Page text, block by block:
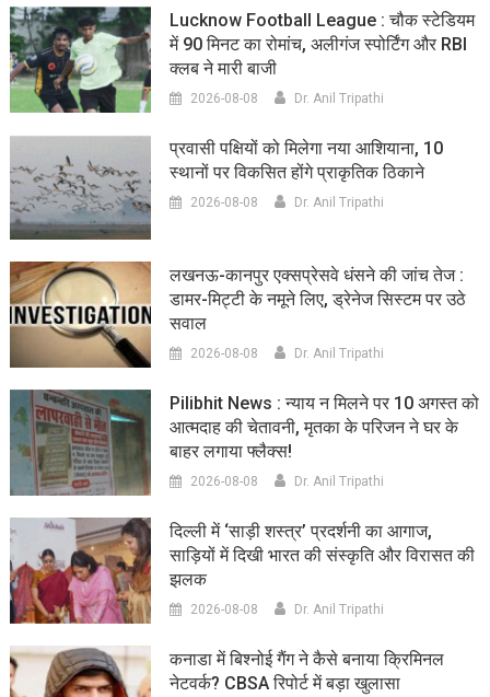
Lucknow Football League : चौक स्टेडियम
में 90 मिनट का रोमांच, अलीगंज स्पोर्टिंग और RBI
क्लब ने मारी बाजी
2026-08-08 Dr. Anil Tripathi
प्रवासी पक्षियों को मिलेगा नया आशियाना, 10
स्थानों पर विकसित होंगे प्राकृतिक ठिकाने
2026-08-08 Dr. Anil Tripathi
लखनऊ-कानपुर एक्सप्रेसवे धंसने की जांच तेज :
डामर-मिट्टी के नमूने लिए, ड्रेनेज सिस्टम पर उठे
सवाल
2026-08-08 Dr. Anil Tripathi
Pilibhit News : न्याय न मिलने पर 10 अगस्त को
आत्मदाह की चेतावनी, मृतका के परिजन ने घर के
बाहर लगाया फ्लैक्स!
2026-08-08 Dr. Anil Tripathi
दिल्ली में ‘साड़ी शस्त्र’ प्रदर्शनी का आगाज,
साड़ियों में दिखी भारत की संस्कृति और विरासत की
झलक
2026-08-08 Dr. Anil Tripathi
कनाडा में बिश्नोई गैंग ने कैसे बनाया क्रिमिनल
नेटवर्क? CBSA रिपोर्ट में बड़ा खुलासा